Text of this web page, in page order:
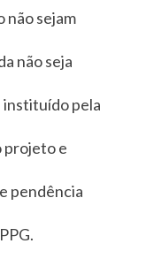
não sejam
não seja
instituído pela
projeto e
pendência